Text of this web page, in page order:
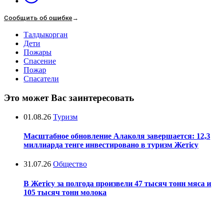
Сообщить об ошибке→
Талдыкорган
Дети
Пожары
Спасение
Пожар
Спасатели
Это может Вас заинтересовать
01.08.26 Туризм
Масштабное обновление Алаколя завершается: 12,3
миллиарда тенге инвестировано в туризм Жетісу
31.07.26 Общество
В Жетісу за полгода произвели 47 тысяч тонн мяса и
105 тысяч тонн молока